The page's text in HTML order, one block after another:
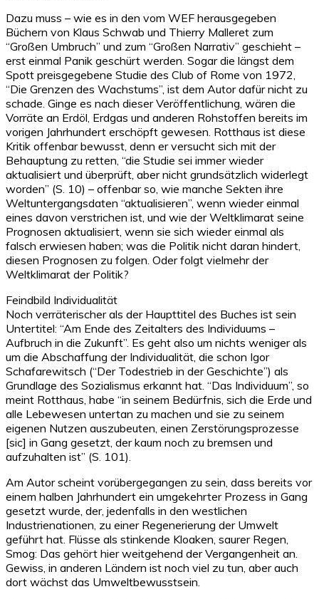
Dazu muss – wie es in den vom WEF herausgegeben
Büchern von Klaus Schwab und Thierry Malleret zum
“Großen Umbruch” und zum “Großen Narrativ” geschieht –
erst einmal Panik geschürt werden. Sogar die längst dem
Spott preisgegebene Studie des Club of Rome von 1972,
“Die Grenzen des Wachstums”, ist dem Autor dafür nicht zu
schade. Ginge es nach dieser Veröffentlichung, wären die
Vorräte an Erdöl, Erdgas und anderen Rohstoffen bereits im
vorigen Jahrhundert erschöpft gewesen. Rotthaus ist diese
Kritik offenbar bewusst, denn er versucht sich mit der
Behauptung zu retten, “die Studie sei immer wieder
aktualisiert und überprüft, aber nicht grundsätzlich widerlegt
worden” (S. 10) – offenbar so, wie manche Sekten ihre
Weltuntergangsdaten “aktualisieren”, wenn wieder einmal
eines davon verstrichen ist, und wie der Weltklimarat seine
Prognosen aktualisiert, wenn sie sich wieder einmal als
falsch erwiesen haben; was die Politik nicht daran hindert,
diesen Prognosen zu folgen. Oder folgt vielmehr der
Weltklimarat der Politik?
Feindbild Individualität
Noch verräterischer als der Haupttitel des Buches ist sein
Untertitel: “Am Ende des Zeitalters des Individuums –
Aufbruch in die Zukunft”. Es geht also um nichts weniger als
um die Abschaffung der Individualität, die schon Igor
Schafarewitsch (“Der Todestrieb in der Geschichte”) als
Grundlage des Sozialismus erkannt hat. “Das Individuum”, so
meint Rotthaus, habe “in seinem Bedürfnis, sich die Erde und
alle Lebewesen untertan zu machen und sie zu seinem
eigenen Nutzen auszubeuten, einen Zerstörungsprozesse
[sic] in Gang gesetzt, der kaum noch zu bremsen und
aufzuhalten ist” (S. 101).
Am Autor scheint vorübergegangen zu sein, dass bereits vor
einem halben Jahrhundert ein umgekehrter Prozess in Gang
gesetzt wurde, der, jedenfalls in den westlichen
Industrienationen, zu einer Regenerierung der Umwelt
geführt hat. Flüsse als stinkende Kloaken, saurer Regen,
Smog: Das gehört hier weitgehend der Vergangenheit an.
Gewiss, in anderen Ländern ist noch viel zu tun, aber auch
dort wächst das Umweltbewusstsein.